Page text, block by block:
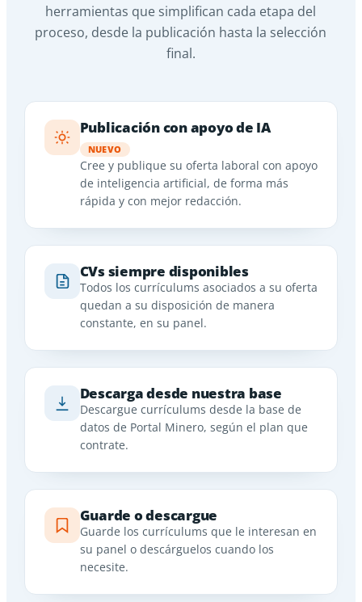
herramientas que simplifican cada etapa del
proceso, desde la publicación hasta la selección
final.
Publicación con apoyo de IA
NUEVO
Cree y publique su oferta laboral con apoyo
de inteligencia artificial, de forma más
rápida y con mejor redacción.
CVs siempre disponibles
Todos los currículums asociados a su oferta
quedan a su disposición de manera
constante, en su panel.
Descarga desde nuestra base
Descargue currículums desde la base de
datos de Portal Minero, según el plan que
contrate.
Guarde o descargue
Guarde los currículums que le interesan en
su panel o descárguelos cuando los
necesite.